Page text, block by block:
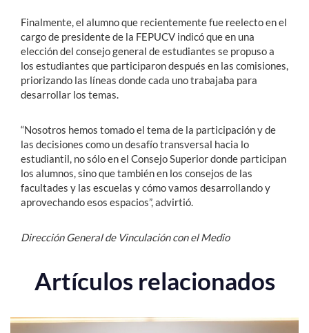
Finalmente, el alumno que recientemente fue reelecto en el
cargo de presidente de la FEPUCV indicó que en una
elección del consejo general de estudiantes se propuso a
los estudiantes que participaron después en las comisiones,
priorizando las líneas donde cada uno trabajaba para
desarrollar los temas.
“Nosotros hemos tomado el tema de la participación y de
las decisiones como un desafío transversal hacia lo
estudiantil, no sólo en el Consejo Superior donde participan
los alumnos, sino que también en los consejos de las
facultades y las escuelas y cómo vamos desarrollando y
aprovechando esos espacios”, advirtió.
Dirección General de Vinculación con el Medio
Artículos relacionados